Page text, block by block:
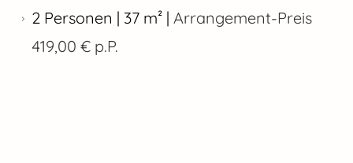
2 Personen | 37 m² | Arrangement-Preis
419,00 € p.P.